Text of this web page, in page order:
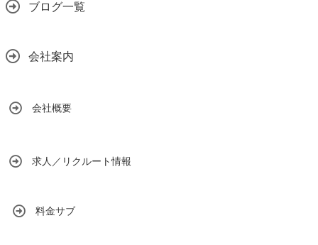
ブログ一覧
会社案内
会社概要
求人／リクルート情報
料金サブ